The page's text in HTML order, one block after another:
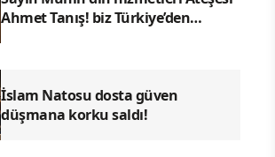
Ahmet Tanış! biz Türkiye’den
İslam Natosu dosta güven
düşmana korku saldı!